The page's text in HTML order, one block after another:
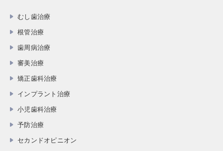
むし歯治療
根管治療
歯周病治療
審美治療
矯正歯科治療
インプラント治療
小児歯科治療
予防治療
セカンドオピニオン